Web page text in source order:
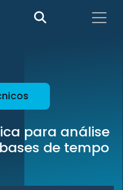
para análise
de tempo